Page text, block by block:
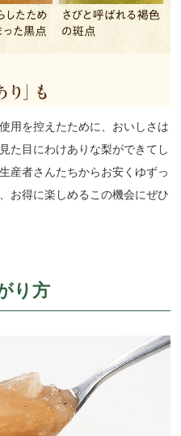
用を控えたために、おいしさは
た目にわけありな梨ができてし
産者さんたちからお安くゆずっ
お得に楽しめるこの機会にぜひ
り方